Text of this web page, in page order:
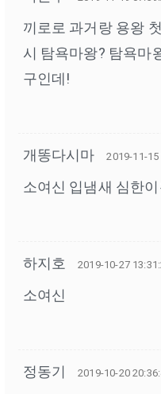
끼로로 과거랑 용왕
시 탐욕마왕? 탐욕마
구인데!
개똥다시마 2019-11-
소여신 입냄새 심한
하지호 2019-10-27
소여신
정동기 2019-10-20